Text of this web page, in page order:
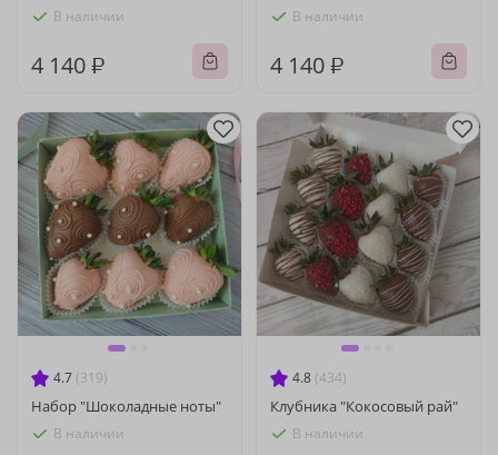
В наличии
4 140 ₽
В наличии
4 140 ₽
4.7 (319)
Набор "Шоколадные ноты"
В наличии
4.8 (434)
Клубника "Кокосовый рай"
В наличии